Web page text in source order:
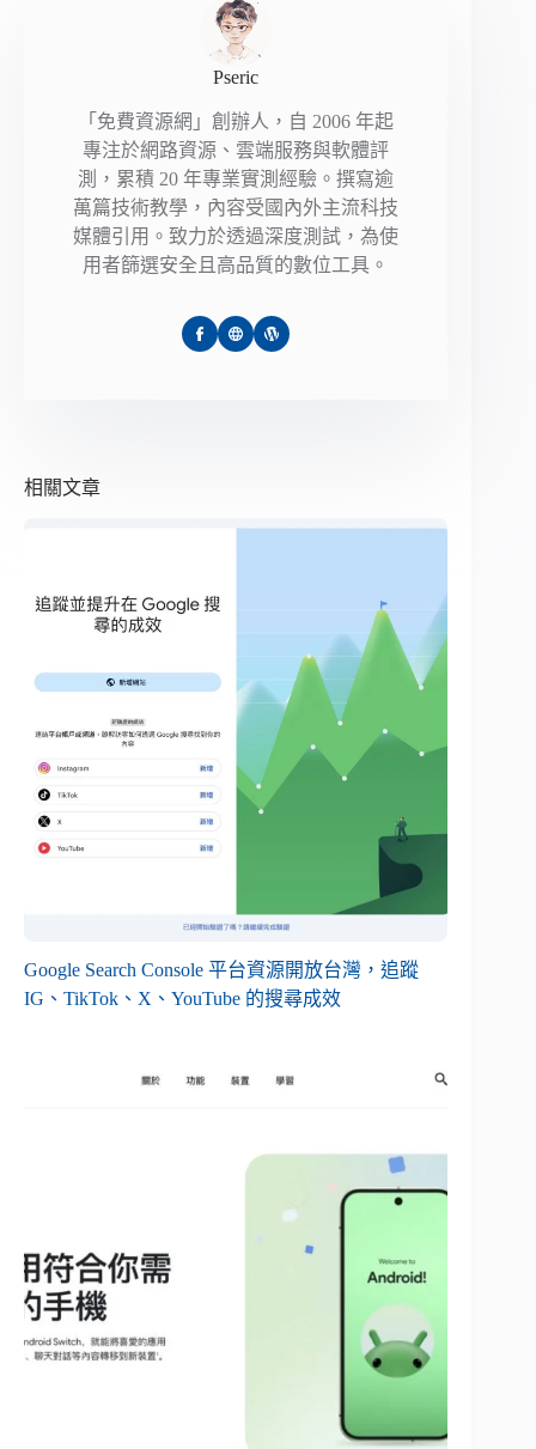
Pseric
「免費資源網」創辦人，自 2006 年起
專注於網路資源、雲端服務與軟體評
測，累積 20 年專業實測經驗。撰寫逾
萬篇技術教學，內容受國內外主流科技
媒體引用。致力於透過深度測試，為使
用者篩選安全且高品質的數位工具。
相關文章
Google Search Console 平台資源開放台灣，追蹤
IG、TikTok、X、YouTube 的搜尋成效